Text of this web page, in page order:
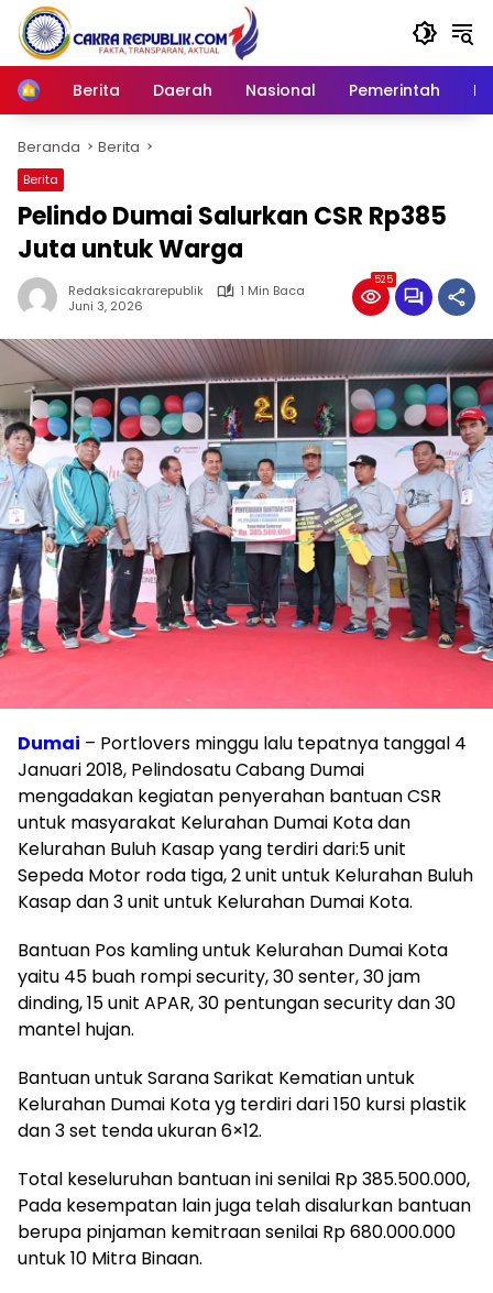
Langsung
konten
Home
Berita Daerah Nasional Pemerintah
Beranda Berita
Berita
Pelindo Dumai Salurkan CSR Rp385
Juta untuk Warga
Redaksicakrarepublik
1 Min Baca
Juni 3, 2026
525
Dumai – Portlovers minggu lalu tepatnya tanggal 4
Januari 2018, Pelindosatu Cabang Dumai
mengadakan kegiatan penyerahan bantuan CSR
untuk masyarakat Kelurahan Dumai Kota dan
Kelurahan Buluh Kasap yang terdiri dari:5 unit
Sepeda Motor roda tiga, 2 unit untuk Kelurahan Buluh
Kasap dan 3 unit untuk Kelurahan Dumai Kota.
Bantuan Pos kamling untuk Kelurahan Dumai Kota
yaitu 45 buah rompi security, 30 senter, 30 jam
dinding, 15 unit APAR, 30 pentungan security dan 30
mantel hujan.
Bantuan untuk Sarana Sarikat Kematian untuk
Kelurahan Dumai Kota yg terdiri dari 150 kursi plastik
dan 3 set tenda ukuran 6×12.
Total keseluruhan bantuan ini senilai Rp 385.500.000,
Pada kesempatan lain juga telah disalurkan bantuan
berupa pinjaman kemitraan senilai Rp 680.000.000
untuk 10 Mitra Binaan.